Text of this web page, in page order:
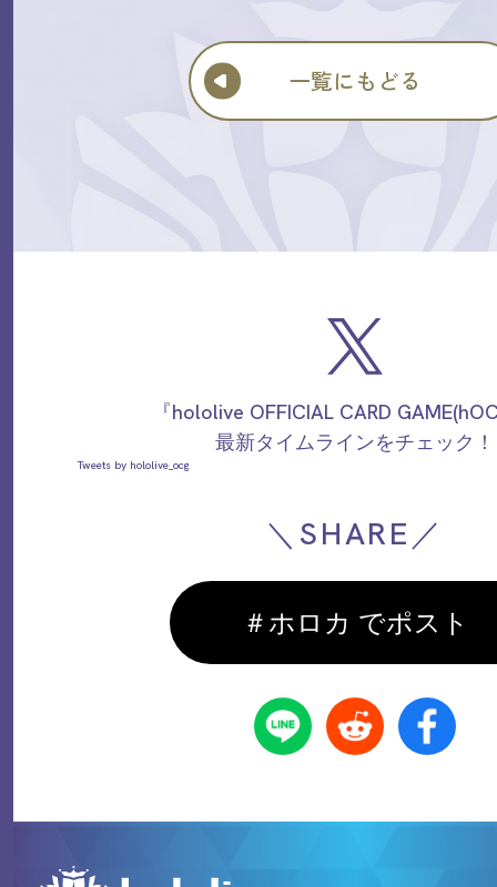
一覧にもどる
『hololive OFFICIAL CARD
最新タイムラインをチェック！
Tweets by hololive_ocg
＼SHARE／
＃ホロカ でポスト